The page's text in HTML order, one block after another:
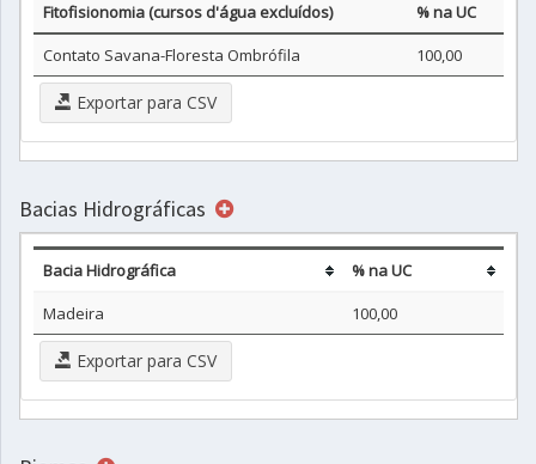
Fitofisionomia (cursos d'água excluídos)
% na UC
Contato Savana-Floresta Ombrófila
100,00
Exportar para CSV
Bacias Hidrográficas
Bacia Hidrográfica
% na UC
Madeira
100,00
Exportar para CSV